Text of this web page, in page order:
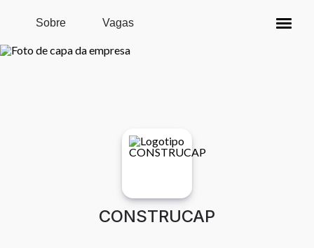
Pular para o conteúdo principal
Sobre Vagas
CONSTRUCAP